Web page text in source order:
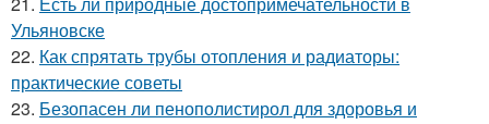
Ульяновске
22. Как спрятать трубы отопления и радиаторы:
практические советы
23. Безопасен ли пенополистирол для здоровья и